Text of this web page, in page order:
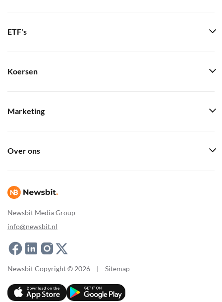
Newsbit Media Group
info@newsbit.nl
ETF's
Koersen
Marketing
Over ons
Newsbit Copyright © 2026 | Sitemap